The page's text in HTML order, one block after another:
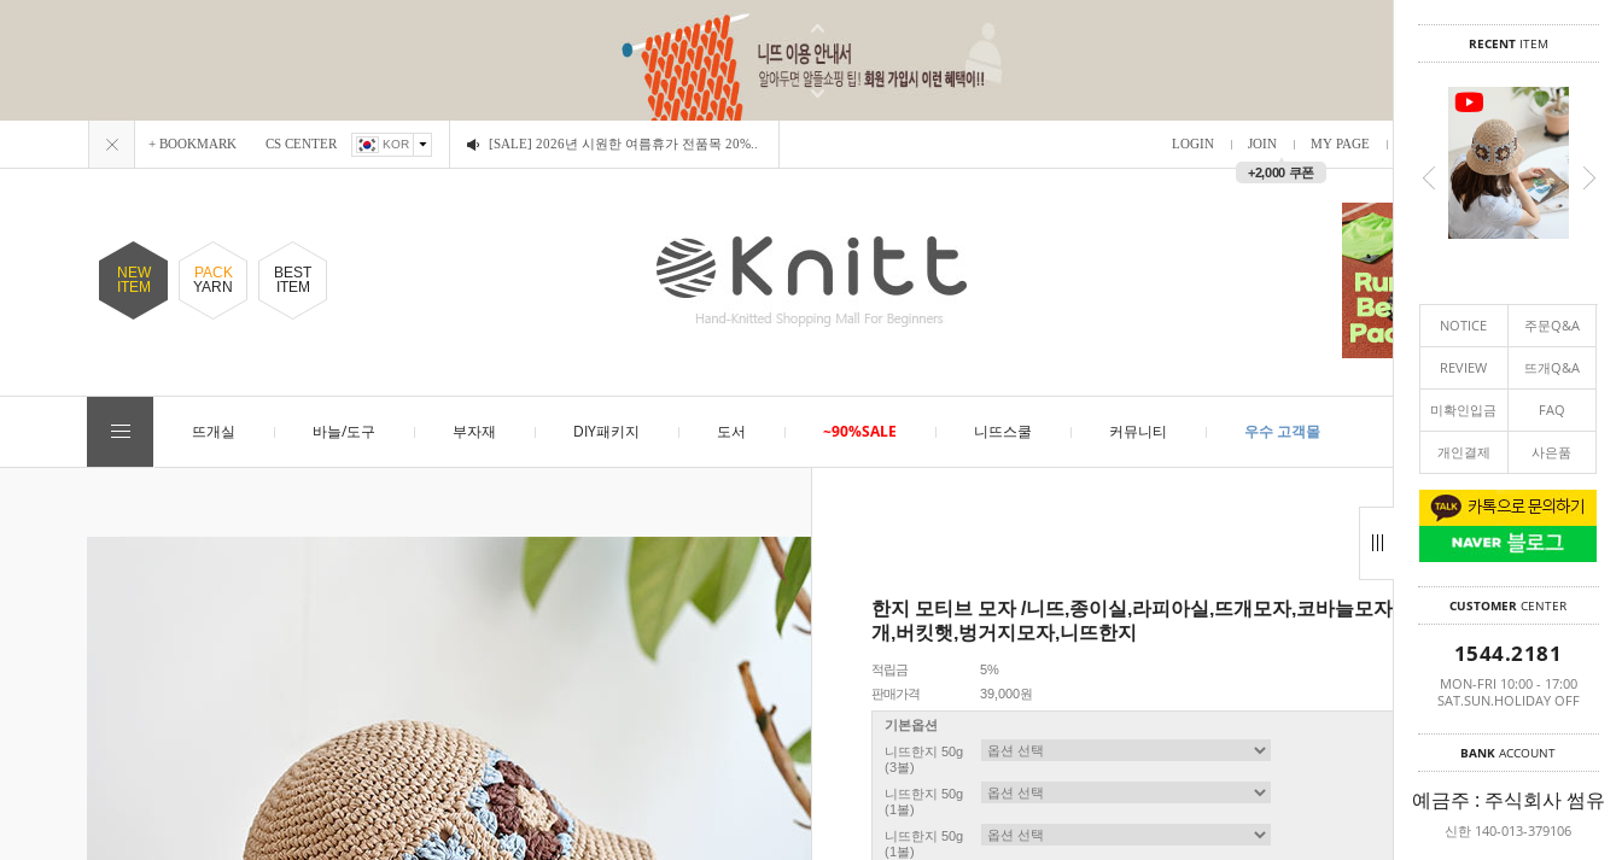
RECENTITEM
NOTICE 주문Q&A
REVIEW 뜨개Q&A
미확인입금 FAQ
개인결제 사은품
CUSTOMER CENTER
1544.2181
MON-FRI 10:00 - 17:00
SAT.SUN.HOLIDAY OFF
BANK ACCOUNT
예금주 : 주식회사 썸유
신한 140-013-379106
+ BOOKMARK CS CENTER KOR [SALE] 2026년 시원한 여름휴가 전품목 20%.. LOGIN JOIN
▲
+2,000 쿠폰
MY PAGE / 0
NEW
ITEM
PACK
YARN
BEST
ITEM
뜨개실 바늘/도구 부자재 DIY패키지 도서 ~90%SALE 니뜨스쿨 커뮤니티 우수 고객몰
한지 모티브 모자 /니뜨,종이실,라피아실,뜨개모자,코바늘모자,모티브뜨
개,버킷햇,벙거지모자,니뜨한지
적립금
5%
판매가격
39,000원
기본옵션
니뜨한지 50g
(3볼)
니뜨한지 50g
(1볼)
니뜨한지 50g
(1볼)